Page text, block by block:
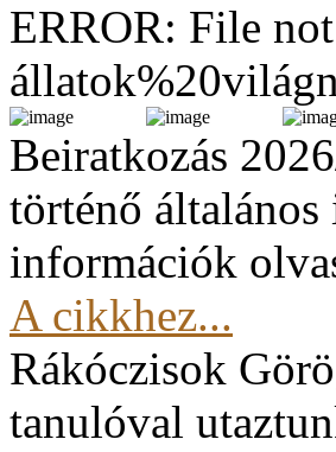
ERROR: File
Beiratkozás
történő általános
információk
A cikkhez...
Rákóczisok
tanulóval